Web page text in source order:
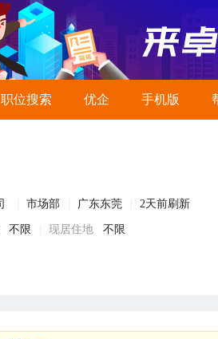
职位搜索 优企 手机版
市场部 广东东莞 2天前刷新
不限 现居住地 不限